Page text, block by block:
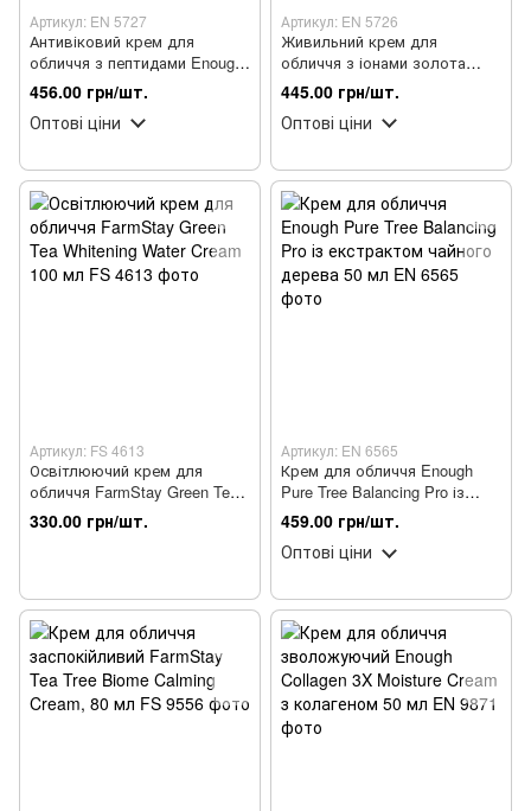
Артикул: EN 5727
Антивіковий крем для
обличчя з пептидами Enough
8 Peptide Sensation Pro
Balancing Cream 50 мл
456.00 грн/шт.
Оптові ціни
Артикул: EN 5726
Живильний крем для
обличчя з іонами золота
Enough Rich Gold Intensive Pro
Nourishing 50 мл
445.00 грн/шт.
Оптові ціни
Артикул: FS 4613
Освітлюючий крем для
обличчя FarmStay Green Tea
Whitening Water Cream 100 мл
330.00 грн/шт.
Артикул: EN 6565
Крем для обличчя Enough
Pure Tree Balancing Pro із
екстрактом чайного дерева
50 мл
459.00 грн/шт.
Оптові ціни